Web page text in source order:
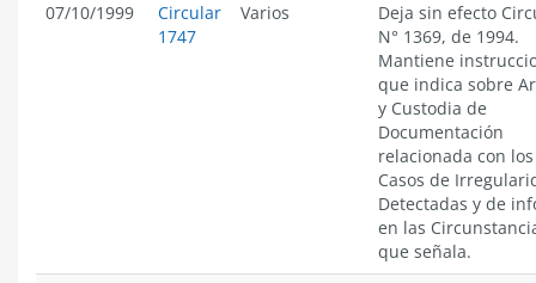
07/10/1999
Circular
1747
Varios
Deja sin efecto
N° 1369, de 1994.
Mantiene
que indica sobre
y Custodia de
Documentación
relacionada con los
Casos de
Detectadas y de
en las
que señala.